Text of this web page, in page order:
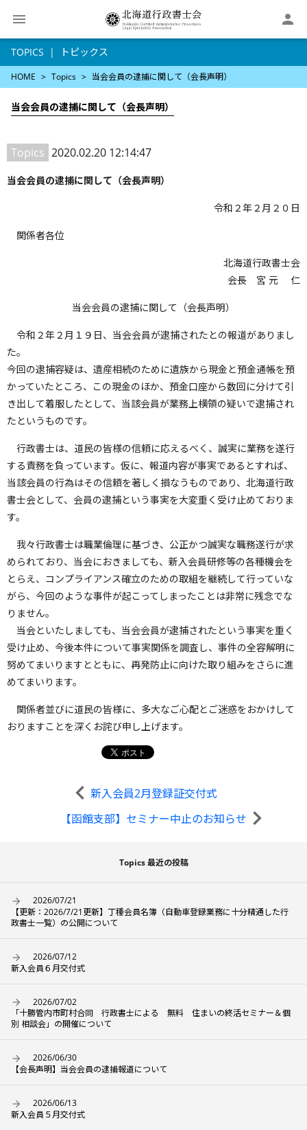

TOPICS トピックス
HOME Topics 当会会員の逮捕に関して（会長声明）
当会会員の逮捕に関して（会長声明）
Topics 2020.02.20 12:14:47
当会会員の逮捕に関して（会長声明）
令和２年２月２０日
関係者各位
北海道行政書士会
会長 宮 元 仁
当会会員の逮捕に関して（会長声明）
令和２年２月１９日、当会会員が逮捕されたとの報道がありまし
た。
今回の逮捕容疑は、遺産相続のために遺族から現金と預金通帳を預
かっていたところ、この現金のほか、預金口座から数回に分けて引
き出して着服したとして、当該会員が業務上横領の疑いで逮捕され
たというものです。
行政書士は、道民の皆様の信頼に応えるべく、誠実に業務を遂行
する責務を負っています。仮に、報道内容が事実であるとすれば、
当該会員の行為はその信頼を著しく損なうものであり、北海道行政
書士会として、会員の逮捕という事実を大変重く受け止めておりま
す。
我々行政書士は職業倫理に基づき、公正かつ誠実な職務遂行が求
められており、当会におきましても、新入会員研修等の各種機会を
とらえ、コンプライアンス確立のための取組を継続して行っていな
がら、今回のような事件が起こってしまったことは非常に残念でな
りません。
当会といたしましても、当会会員が逮捕されたという事実を重く
受け止め、今後本件について事実関係を調査し、事件の全容解明に
努めてまいりますとともに、再発防止に向けた取り組みをさらに進
めてまいります。
関係者並びに道民の皆様に、多大なご心配とご迷惑をおかけして
おりますことを深くお詫び申し上げます。
新入会員2月登録証交付式
【函館支部】セミナー中止のお知らせ
Topics 最近の投稿
2026/07/21
【更新：2026/7/21更新】丁種会員名簿（自動車登録業務に十分精通した行
政書士一覧）の公開について
2026/07/12
新入会員６月交付式
2026/07/02
「十勝管内市町村合同 行政書士による 無料 住まいの終活セミナー＆個
別 相談会」の開催について
2026/06/30
【会長声明】当会会員の逮捕報道について
2026/06/13
新入会員５月交付式